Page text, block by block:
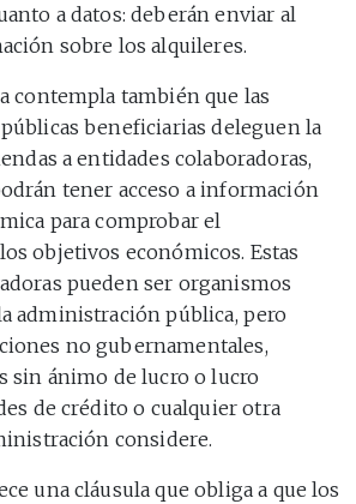
a datos: deberán enviar al
sobre los alquileres.
contempla también que las
beneficiarias deleguen la
a entidades colaboradoras,
tener acceso a información
para comprobar el
objetivos económicos. Estas
pueden ser organismos
administración pública, pero
no gubernamentales,
sin ánimo de lucro o lucro
de crédito o cualquier otra
considere.
una cláusula que obliga a que los